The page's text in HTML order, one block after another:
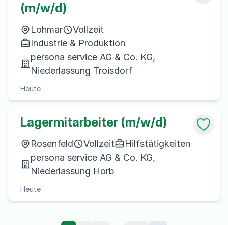
(m/w/d)
Lohmar
Vollzeit
Industrie & Produktion
persona service AG & Co. KG,
Niederlassung Troisdorf
Heute
Lagermitarbeiter (m/w/d)
Rosenfeld Vollzeit
Hilfstätigkeiten
persona service AG & Co. KG,
Niederlassung Horb
Heute